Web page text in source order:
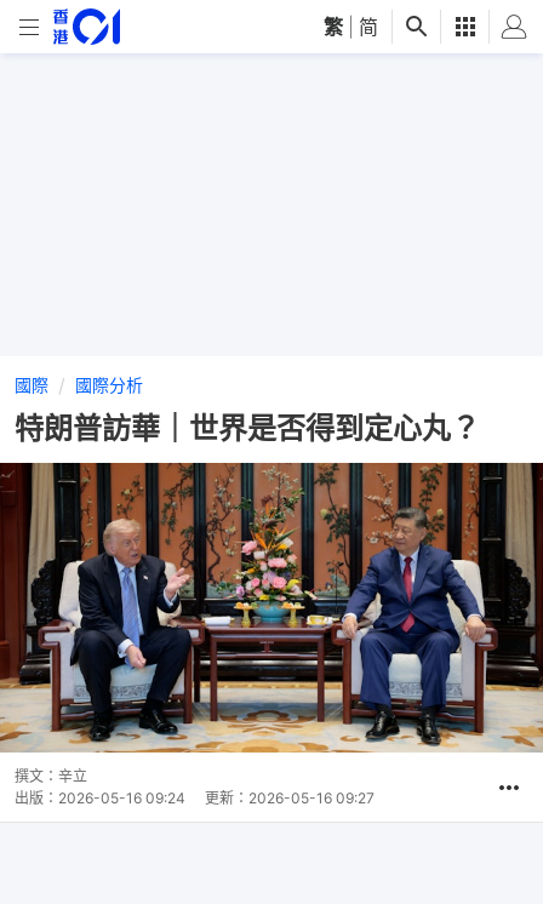
繁 简
國際 國際分析
特朗普訪華｜世界是否得到定心丸？
撰文： 辛立
出版： 2026-05-16 09:24 更新： 2026-05-16 09:27